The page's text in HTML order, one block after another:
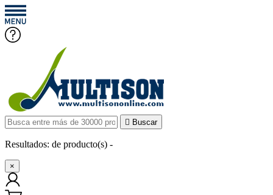
 Buscar
Resultados: de producto(s) -
×